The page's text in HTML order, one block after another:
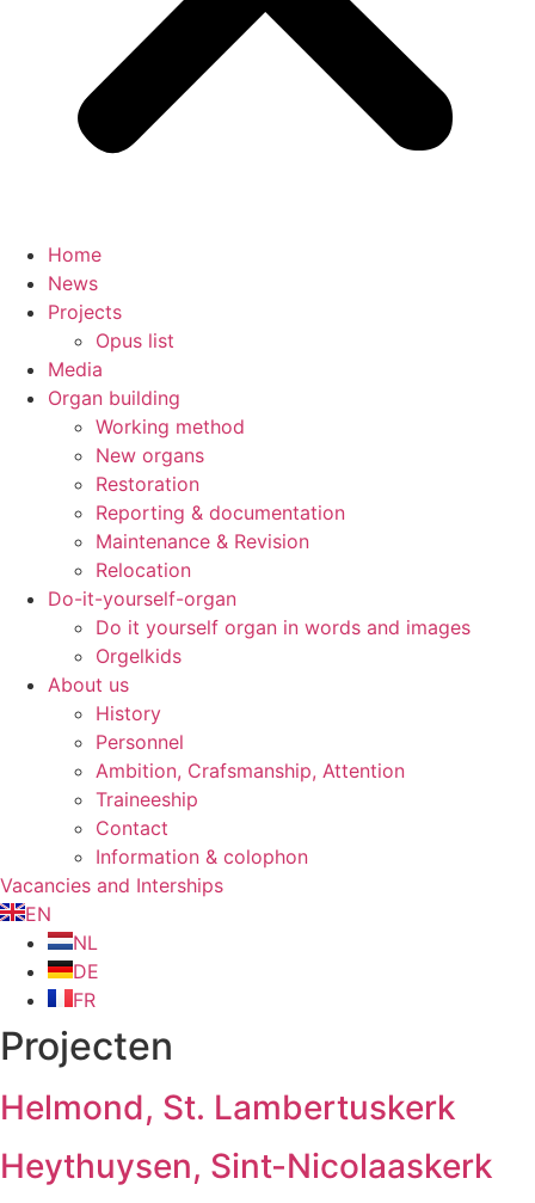
Home
News
Projects
Opus list
Media
Organ building
Working method
New organs
Restoration
Reporting & documentation
Maintenance & Revision
Relocation
Do-it-yourself-organ
Do it yourself organ in words and images
Orgelkids
About us
History
Personnel
Ambition, Crafsmanship, Attention
Traineeship
Contact
Information & colophon
Vacancies and Interships
EN
NL
DE
FR
Projecten
Helmond, St. Lambertuskerk
Heythuysen, Sint-Nicolaaskerk